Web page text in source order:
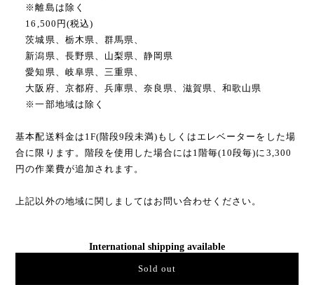
※離島は除く
16,500円(税込)
茨城県、栃木県、群馬県、
新潟県、長野県、山梨県、静岡県
愛知県、岐阜県、三重県、
大阪府、京都府、兵庫県、奈良県、滋賀県、和歌山県
※一部地域は除く
基本配送料金は1F(階段9段未満)もしくはエレベーターをした場
合に限ります。階段を使用した場合には1階毎(10段毎)に3,300
円の作業費が追加されます。
上記以外の地域に関しましてはお問い合わせください。
International shipping available
Sold out